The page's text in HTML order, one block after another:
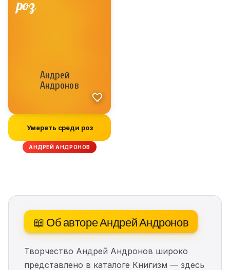
Умереть среди роз
АНДРЕЙ АНДРОНОВ
📖 Об авторе Андрей Андронов
Творчество Андрей Андронов широко
представлено в каталоге Книгизм — здесь